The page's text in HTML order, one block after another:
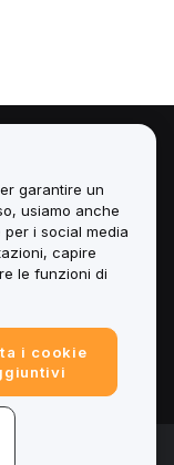
garantire un
usiamo anche
i social media
capire
le funzioni di
i cookie